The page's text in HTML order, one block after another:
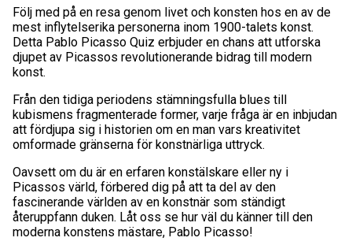
Följ med på en resa genom livet och konsten hos en av de
mest inflytelserika personerna inom 1900-talets konst.
Detta Pablo Picasso Quiz erbjuder en chans att utforska
djupet av Picassos revolutionerande bidrag till modern
konst.
Från den tidiga periodens stämningsfulla blues till
kubismens fragmenterade former, varje fråga är en inbjudan
att fördjupa sig i historien om en man vars kreativitet
omformade gränserna för konstnärliga uttryck.
Oavsett om du är en erfaren konstälskare eller ny i
Picassos värld, förbered dig på att ta del av den
fascinerande världen av en konstnär som ständigt
återuppfann duken. Låt oss se hur väl du känner till den
moderna konstens mästare, Pablo Picasso!